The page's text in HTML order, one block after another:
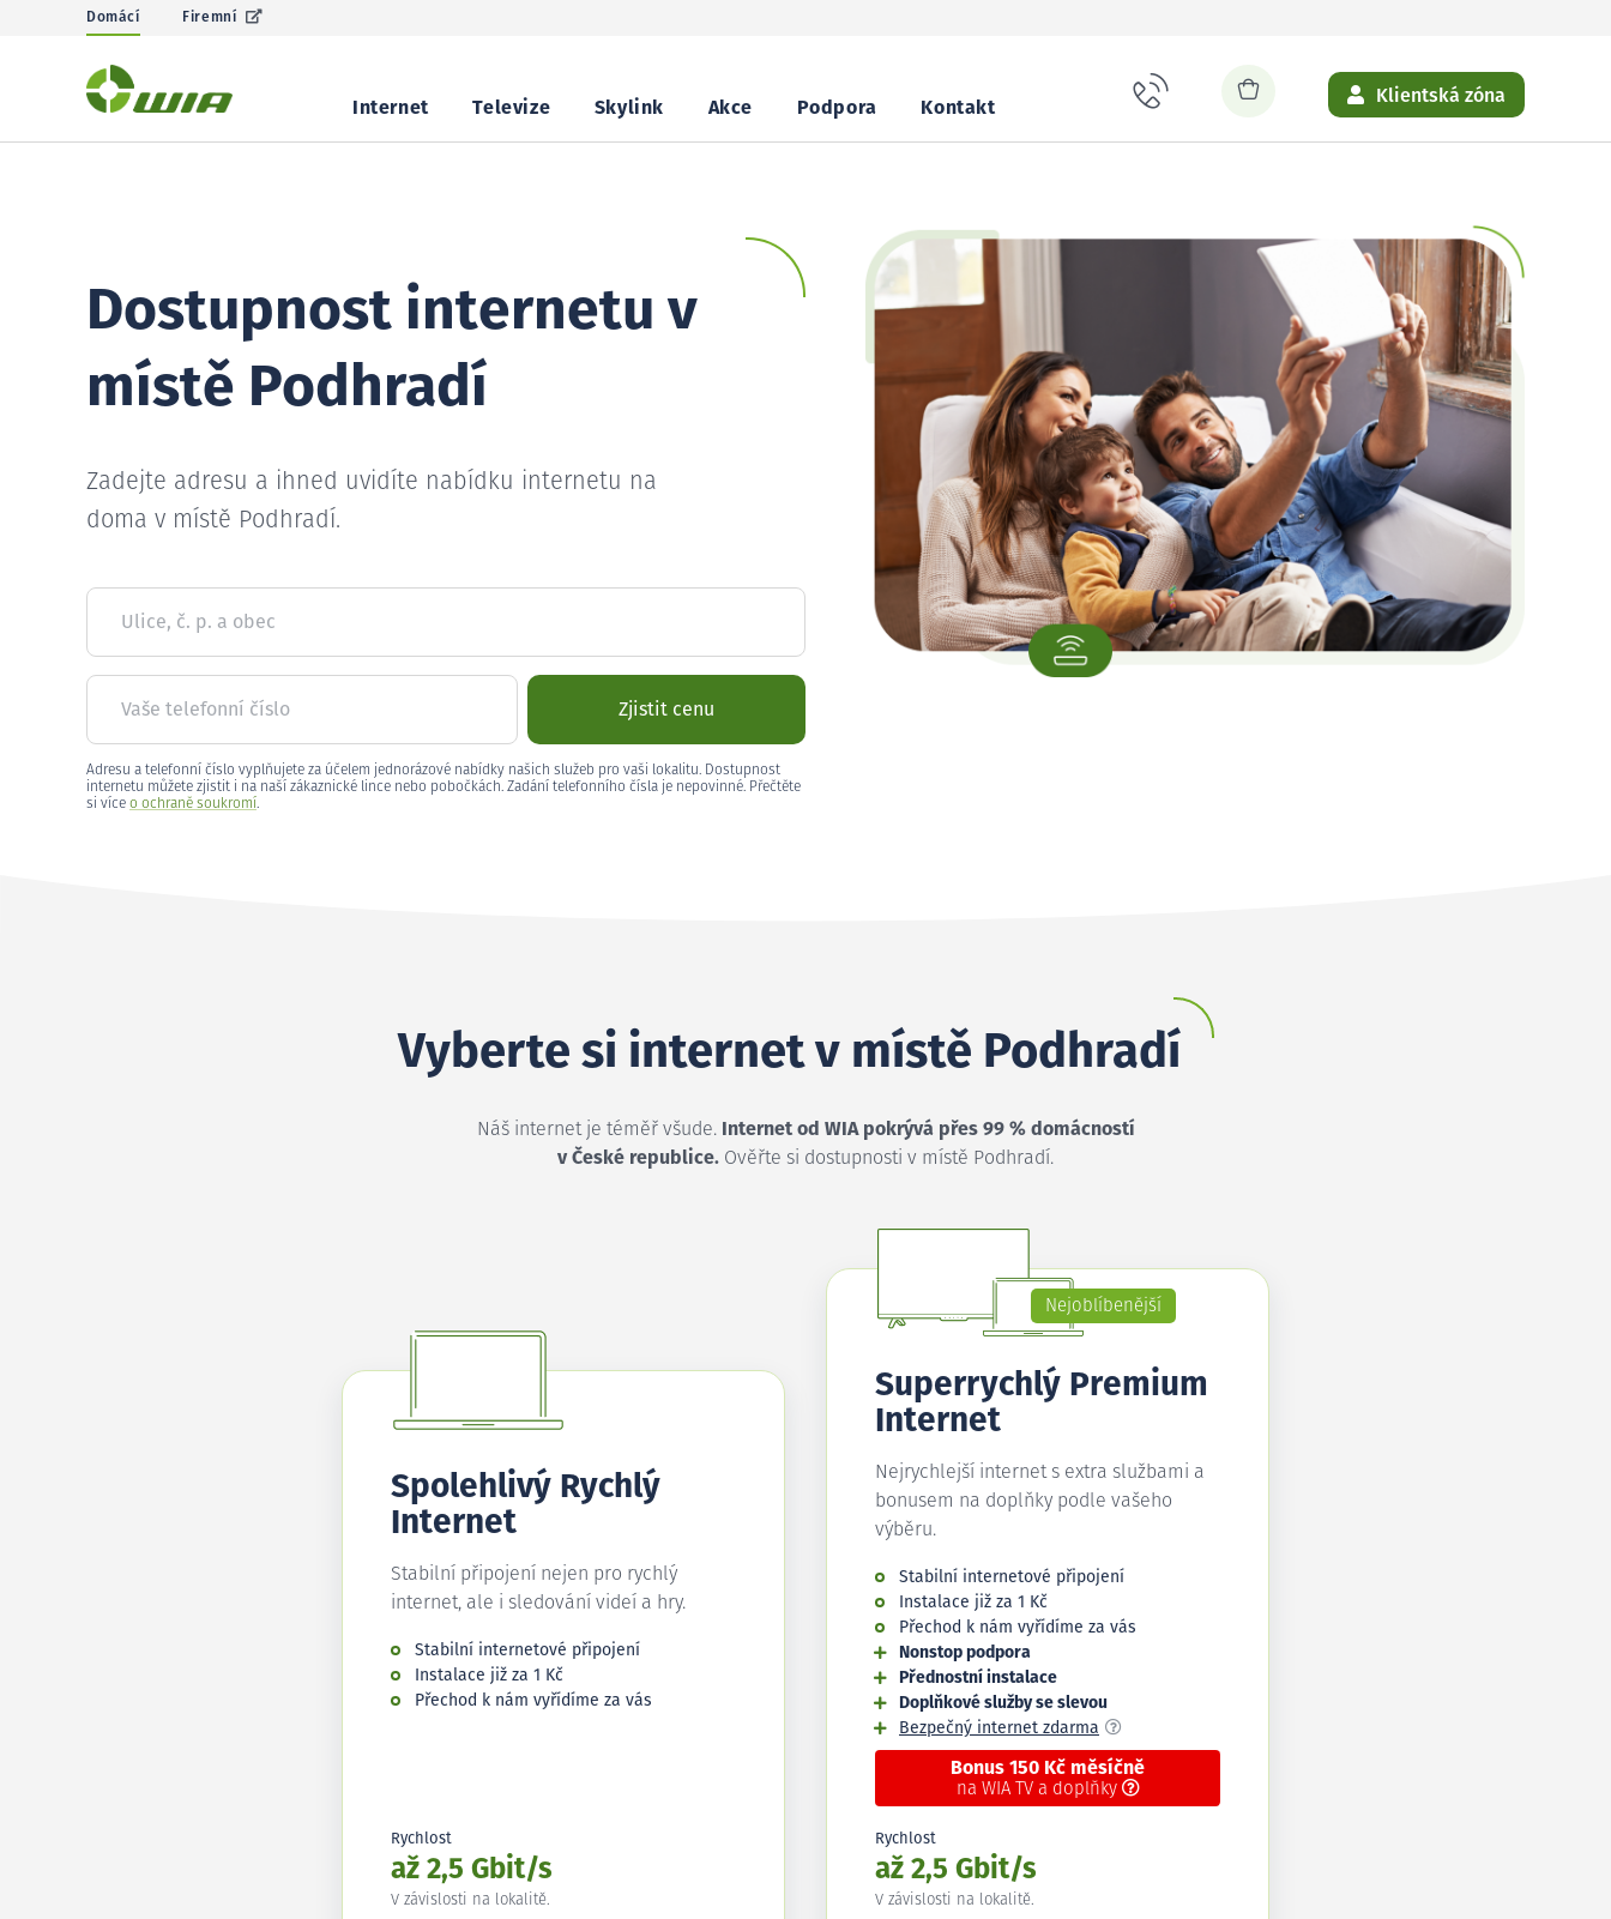
Domácí Firemní
Internet Televize Skylink Akce Podpora Kontakt
Klientská zóna
Dostupnost internetu v
místě Podhradí
Zadejte adresu a ihned uvidíte nabídku internetu na
doma v místě Podhradí.
Ulice, č. p. a obec
Vaše telefonní číslo Zjistit cenu
Adresu a telefonní číslo vyplňujete za účelem jednorázové nabídky našich služeb pro vaši lokalitu. Dostupnost
internetu můžete zjistit i na naší zákaznické lince nebo pobočkách. Zadání telefonního čísla je nepovinné. Přečtěte
si více o ochraně soukromí.
Vyberte si internet v místě Podhradí
Náš internet je téměř všude.
Internet od WIA pokrývá přes 99 % domácností
v České republice. Ověřte si dostupnosti v místě Podhradí.
Spolehlivý Rychlý
Internet
Stabilní připojení nejen pro rychlý
internet, ale i sledování videí a hry.
Stabilní internetové připojení
Instalace již za 1 Kč
Přechod k nám vyřídíme za vás
Rychlost
až 2,5 Gbit/s
V závislosti na lokalitě.
Nejoblíbenější
Superrychlý Premium
Internet
Nejrychlejší internet s extra službami a
bonusem na doplňky podle vašeho
výběru.
Stabilní internetové připojení
Instalace již za 1 Kč
Přechod k nám vyřídíme za vás
Nonstop podpora
Přednostní instalace
Doplňkové služby se slevou
Bezpečný internet zdarma
Bonus 150 Kč měsíčně
na WIA TV a doplňky
Rychlost
až 2,5 Gbit/s
V závislosti na lokalitě.